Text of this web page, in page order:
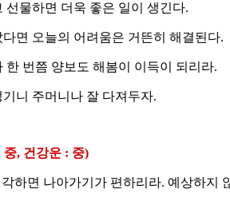
선물하면 더욱 좋은 일이 생긴다.
면 오늘의 어려움은 거뜬히 해결된다.
한 번쯤 양보도 해봄이 이득이 되리라.
니 주머니나 잘 다져두자.
, 건강운 : 중)
하면 나아가기가 편하리라. 예상하